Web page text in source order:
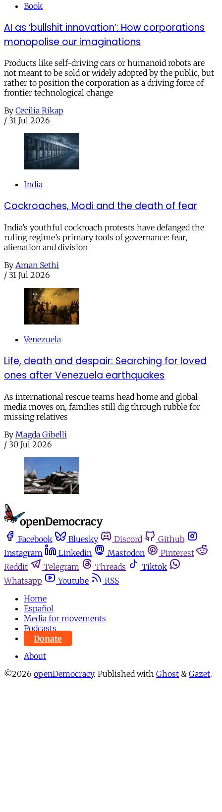
Book
AI as ‘bullshit innovation’: How corporations
monopolise our imaginations
Products like self-driving cars or humanoid robots are
not meant to be sold or widely adopted by the public, but
rather to position the corporation as a driving force of
frontier technological change
By Cecilia Rikap
/ 31 Jul 2026
India
Cockroaches, Modi and the death of fear
India’s youthful cockroach protests have defanged the
ruling regime’s primary tools of governance: fear,
alienation and division
By Aman Sethi
/ 31 Jul 2026
Venezuela
Life, death and despair: Searching for loved
ones after Venezuela earthquakes
As international rescue teams head home and global
media moves on, families still dig through rubble for
missing relatives
By Magda Gibelli
/ 30 Jul 2026
Facebook Bluesky Discord
Github
Instagram
Linkedin Mastodon
Pinterest
Reddit
Telegram Threads
Tiktok
Whatsapp
Youtube
RSS
Home
Español
Media for movements
Podcasts
Donate
About
©2026 openDemocracy. Published with Ghost & Gazet.